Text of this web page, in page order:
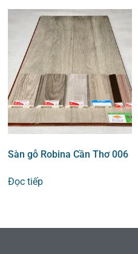
Sàn gỗ Robina Cần Thơ 006
Đọc tiếp